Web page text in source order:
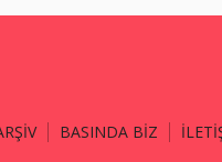
BASINDA BİZ